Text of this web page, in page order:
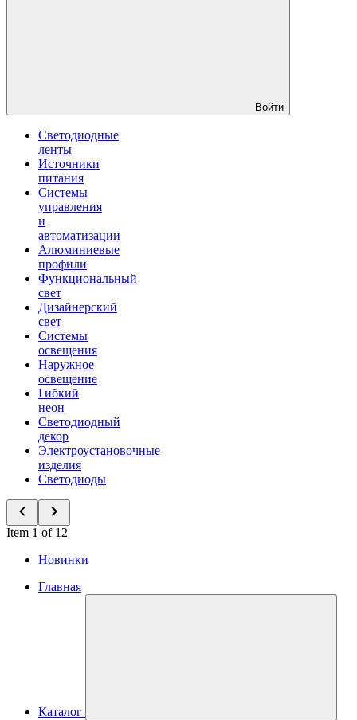
Войти
Светодиодные
ленты
Источники
питания
Системы
управления
и
автоматизации
Алюминиевые
профили
Функциональный
свет
Дизайнерский
свет
Системы
освещения
Наружное
освещение
Гибкий
неон
Светодиодный
декор
Электроустановочные
изделия
Светодиоды
Item 1 of 12
Новинки
Главная
Каталог